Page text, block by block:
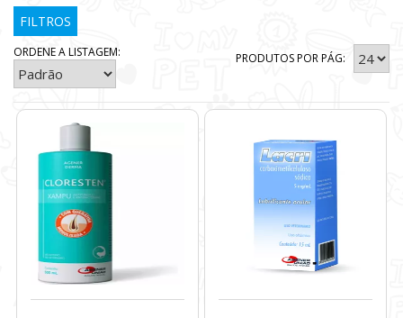
FILTROS
ORDENE A LISTAGEM: PRODUTOS POR PÁG: